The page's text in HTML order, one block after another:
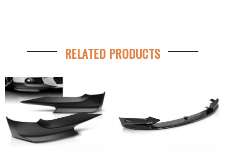
RELATED PRODUCTS